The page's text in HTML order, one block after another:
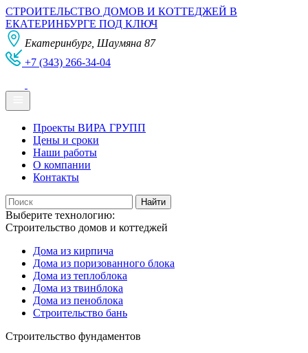
СТРОИТЕЛЬСТВО ДОМОВ И КОТТЕДЖЕЙ В
ЕКАТЕРИНБУРГЕ ПОД КЛЮЧ
Екатеринбург, Шаумяна 87
+7 (343) 266-34-04
Проекты ВИРА ГРУПП
Цены и сроки
Наши работы
О компании
Контакты
Выберите технологию:
Строительство домов и коттеджей
Дома из кирпича
Дома из поризованного блока
Дома из теплоблока
Дома из твинблока
Дома из пеноблока
Строительство бань
Строительство фундаментов